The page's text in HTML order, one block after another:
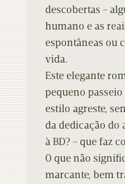
descobertas –
humano e as
espontâneas ou
vida.
Este elegante
pequeno
estilo agreste,
da dedicação do
à BD? – que faz
O que não
marcante, bem